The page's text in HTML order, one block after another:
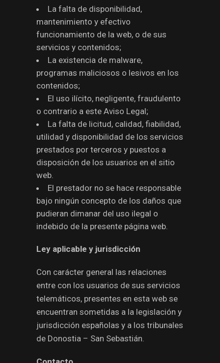
La falta de disponibilidad,
mantenimiento y efectivo
funcionamiento de la web, o de sus
servicios y contenidos;
La existencia de malware,
programas maliciosos o lesivos en los
contenidos;
El uso ilícito, negligente, fraudulento
o contrario a este Aviso Legal;
La falta de licitud, calidad, fiabilidad,
utilidad y disponibilidad de los servicios
prestados por terceros y puestos a
disposición de los usuarios en el sitio
web.
El prestador no se hace responsable
bajo ningún concepto de los daños que
pudieran dimanar del uso ilegal o
indebido de la presente página web.
Ley aplicable y jurisdicción
Con carácter general las relaciones
entre con los usuarios de sus servicios
telemáticos, presentes en esta web se
encuentran sometidas a la legislación y
jurisdicción españolas y a los tribunales
de Donostia – San Sebastián.